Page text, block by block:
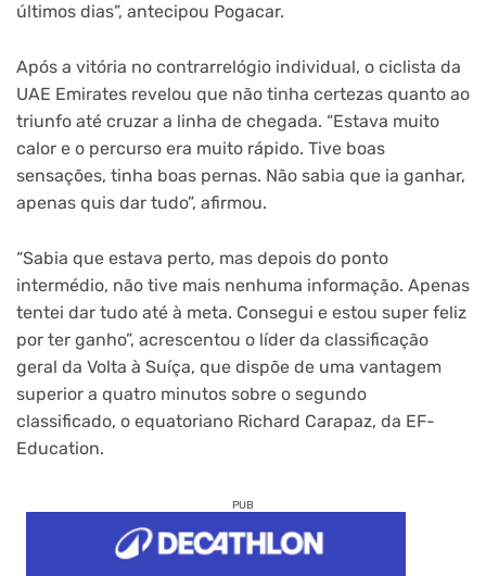
últimos dias”, antecipou Pogacar.
Após a vitória no contrarrelógio individual, o ciclista da
UAE Emirates revelou que não tinha certezas quanto ao
triunfo até cruzar a linha de chegada. “Estava muito
calor e o percurso era muito rápido. Tive boas
sensações, tinha boas pernas. Não sabia que ia ganhar,
apenas quis dar tudo”, afirmou.
“Sabia que estava perto, mas depois do ponto
intermédio, não tive mais nenhuma informação. Apenas
tentei dar tudo até à meta. Consegui e estou super feliz
por ter ganho”, acrescentou o líder da classificação
geral da Volta à Suíça, que dispõe de uma vantagem
superior a quatro minutos sobre o segundo
classificado, o equatoriano Richard Carapaz, da EF-
Education.
PUB